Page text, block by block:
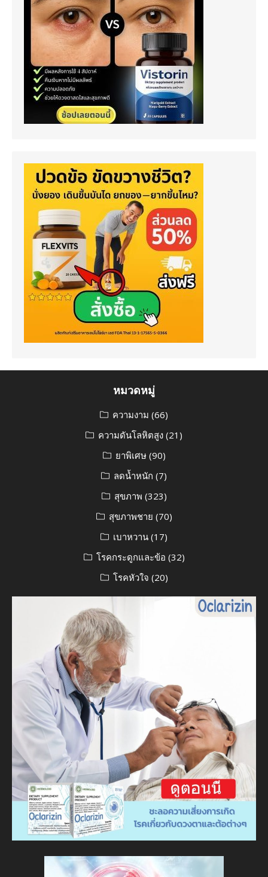
หมวดหมู่
ความงาม (66)
ความดันโลหิตสูง (21)
ยาพิเศษ(90)
ลดน้ำหนัก (7)
สุขภาพ (323)
สุขภาพชาย (70)
เบาหวาน (17)
โรคกระดูกและข้อ (32)
โรคหัวใจ (20)